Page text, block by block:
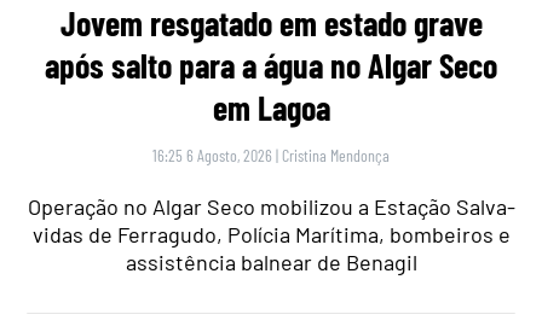
Jovem resgatado em estado grave
após salto para a água no Algar Seco
em Lagoa
16:25 6 Agosto, 2026 | Cristina Mendonça
Operação no Algar Seco mobilizou a Estação Salva-
vidas de Ferragudo, Polícia Marítima, bombeiros e
assistência balnear de Benagil